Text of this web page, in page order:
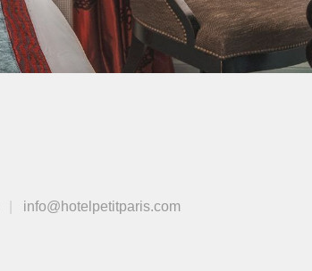
info@hotelpetitparis.com